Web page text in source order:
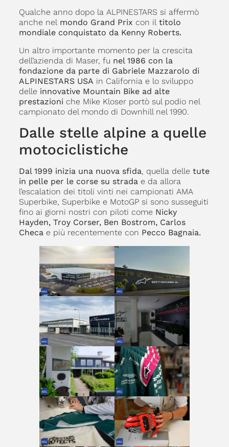
Qualche anno dopo la ALPINESTARS si affermò
anche nel mondo Grand Prix con il titolo
mondiale conquistato da Kenny Roberts.
Un altro importante momento per la crescita
dell’azienda di Maser, fu nel 1986 con la
fondazione da parte di Gabriele Mazzarolo di
ALPINESTARS USA in California e lo sviluppo
delle innovative Mountain Bike ad alte
prestazioni che Mike Kloser portò sul podio nel
campionato del mondo di Downhill nel 1990.
Dalle stelle alpine a quelle
motociclistiche
Dal 1999 inizia una nuova sfida, quella delle tute
in pelle per le corse su stradae da allora
l’escalation dei titoli vinti nei campionati AMA
Superbike, Superbike e MotoGP si sono susseguiti
fino ai giorni nostri con piloti come Nicky
Hayden, Troy Corser, Ben Bostrom, Carlos
Checae più recentemente con Pecco Bagnaia.